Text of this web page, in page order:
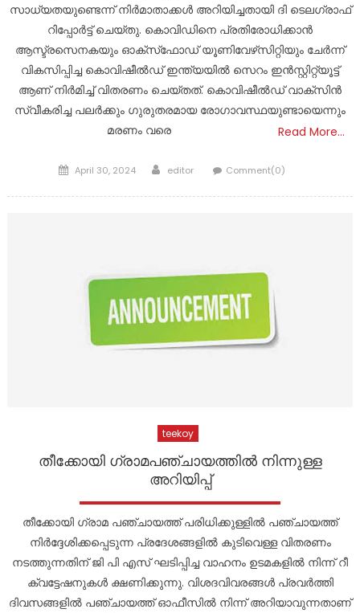
സാധ്യതയുണ്ടെന്ന് നിര്‍മാതാക്കള്‍ അറിയിച്ചതായി ദി ടെലഗ്രാഫ്
റിപ്പോര്‍ട്ട് ചെയ്തു. കൊവിഡിനെ പ്രതിരോധിക്കാന്‍
ആസ്ട്രസെനകയും ഓക്‌സ്‌ഫോഡ് യൂണിവേഴ്‌സിറ്റിയും ചേര്‍ന്ന്
വികസിപ്പിച്ച കൊവിഷീല്‍ഡ് ഇന്ത്യയില്‍ സെറം ഇന്‍സ്റ്റിറ്റ്യൂട്ട്
ആണ് നിര്‍മിച്ച് വിതരണം ചെയ്തത്. കൊവിഷീല്‍ഡ് വാക്‌സിന്‍
സ്വീകരിച്ച പലര്‍ക്കും ഗുരുതരമായ രോഗാവസ്ഥയുണ്ടായെന്നും
മരണം വരെ
Read More…
Posted
April 30, 2024 Author
editor Comment(0)
teekoy
തീക്കോയി ഗ്രാമപഞ്ചായത്തിൽ നിന്നുള്ള
അറിയിപ്പ്
തീക്കോയി ഗ്രാമ പഞ്ചായത്ത് പരിധിക്കുള്ളിൽ പഞ്ചായത്ത്‌
നിർദ്ദേശിക്കപ്പെടുന്ന പ്രദേശങ്ങളിൽ കുടിവെള്ള വിതരണം
നടത്തുന്നതിന് ജി പി എസ് ഘടിപ്പിച്ച വാഹനം ഉടമകളിൽ നിന്ന് റീ
ക്വട്ടേഷനുകൾ ക്ഷണിക്കുന്നു. വിശദവിവരങ്ങൾ പ്രവർത്തി
ദിവസങ്ങളിൽ പഞ്ചായത്ത് ഓഫീസിൽ നിന്ന് അറിയാവുന്നതാണ്